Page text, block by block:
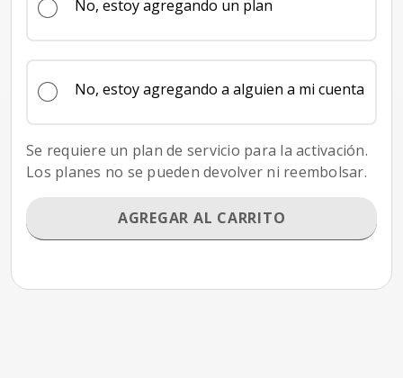
No, estoy agregando un plan
No, estoy agregando a alguien a mi cuenta
Se requiere un plan de servicio para la activación.
Los planes no se pueden devolver ni reembolsar.
AGREGAR AL CARRITO